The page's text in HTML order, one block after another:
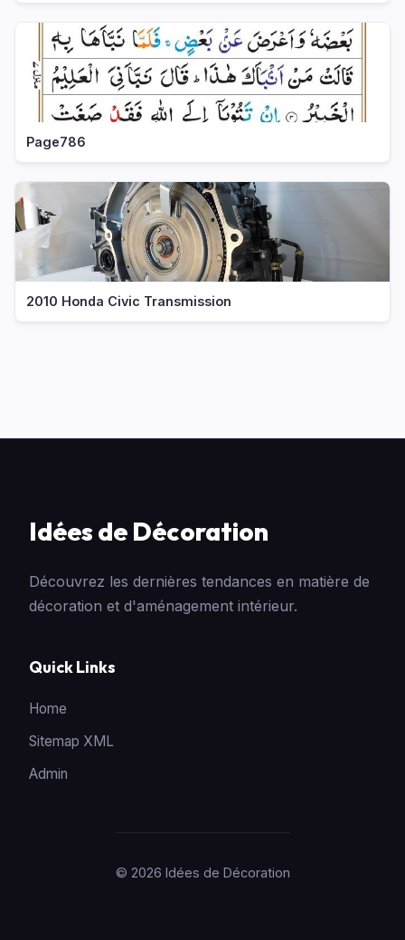
Page786
2010 Honda Civic Transmission
Idées de Décoration
Découvrez les dernières tendances en matière de
décoration et d'aménagement intérieur.
Quick Links
Home
Sitemap XML
Admin
© 2026 Idées de Décoration